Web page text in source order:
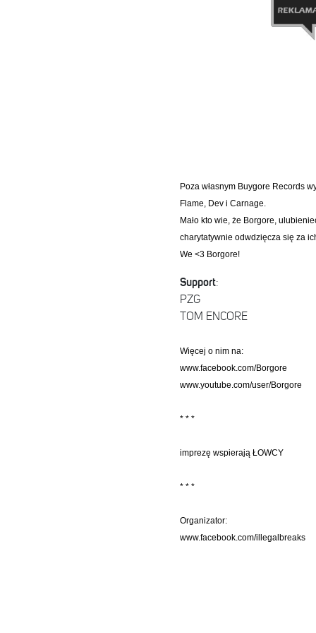
Poza własnym Buygore Records
Flame, Dev i Carnage.
Mało kto wie, że Borgore,
charytatywnie odwdzięcza się za
We <3 Borgore!
Support:
PZG
TOM ENCORE
Więcej o nim na:
www.facebook.com/Borgore
www.youtube.com/user/Borgore
* * *
imprezę wspierają ŁOWCY
* * *
Organizator:
www.facebook.com/illegalbreaks